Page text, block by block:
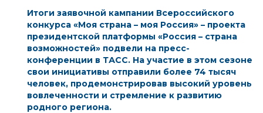
Итоги заявочной кампании Всероссийского
конкурса «Моя страна – моя Россия» – проекта
президентской платформы «Россия – страна
возможностей» подвели на пресс-
конференции в ТАСС. На участие в этом сезоне
свои инициативы отправили более 74 тысяч
человек, продемонстрировав высокий уровень
вовлеченности и стремление к развитию
родного региона.